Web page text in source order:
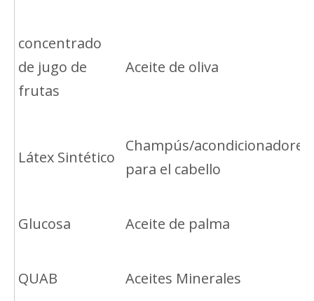
concentrado
de jugo de
frutas
Aceite de oliva
Látex Sintético
Champús/acondicionadores
para el cabello
Glucosa Aceite de palma
QUAB Aceites Minerales